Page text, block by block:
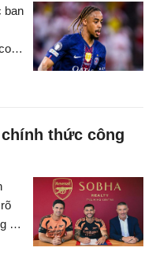
ban
giá
thức công
tin